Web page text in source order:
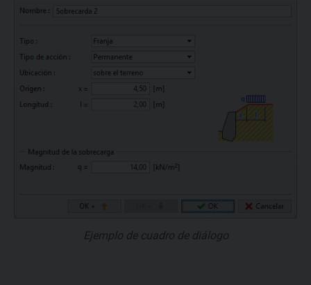
Ejemplo de cuadro de diálogo